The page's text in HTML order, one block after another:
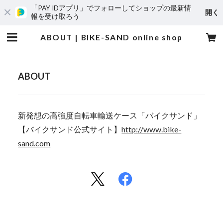
「PAY IDアプリ」でフォローしてショップの最新情
報を受け取ろう
開く
ABOUT | BIKE-SAND online shop
ABOUT
新発想の高強度自転車輸送ケース「バイクサンド」
【バイクサンド公式サイト】http://www.bike-
sand.com